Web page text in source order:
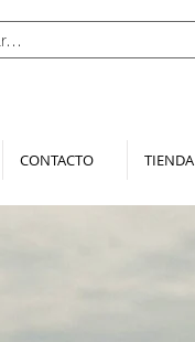
CONTACTO TIENDA